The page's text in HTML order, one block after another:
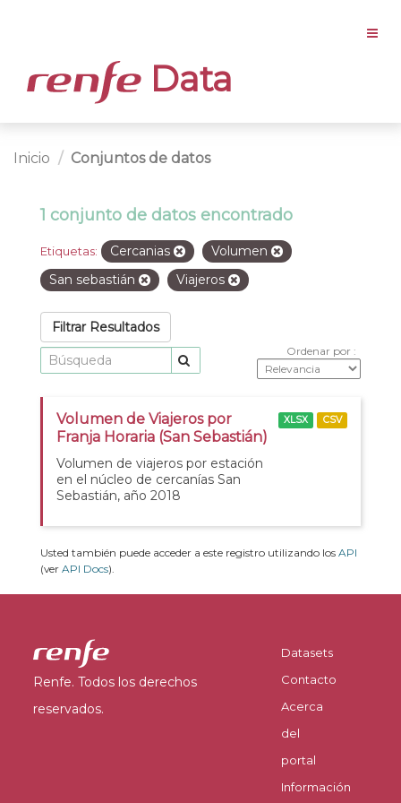
Data
Inicio Conjuntos de datos
1 conjunto de datos encontrado
Etiquetas: Cercanias
Volumen
San sebastián
Viajeros
Filtrar Resultados
Ordenar por
Volumen de Viajeros por
Franja Horaria (San Sebastián)
Volumen de viajeros por estación
en el núcleo de cercanías San
Sebastián, año 2018
XLSX CSV
Usted también puede acceder a este registro utilizando los API
(ver API Docs).
Renfe. Todos los derechos
reservados.
Datasets
Contacto
Acerca
del
portal
Información